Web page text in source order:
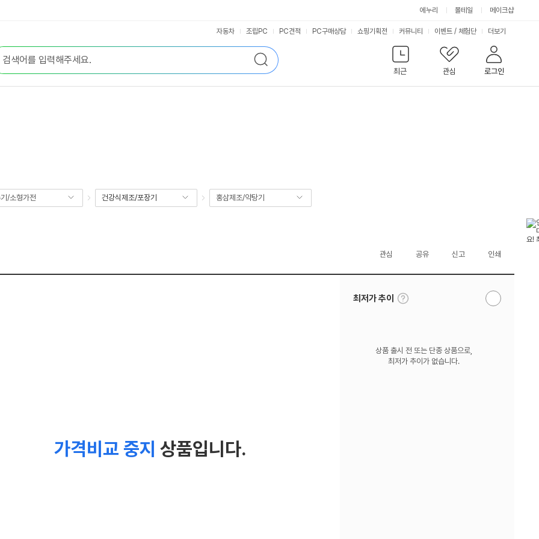
에누리 몰테일 메이크샵
검
색
최근
관심 로그인
자동차 조립PC PC견적 PC구매상담 쇼핑기획전 커뮤니티 이벤트 / 체험단 서
비
스
더보기
/소형가전 건강식제조/포장기 홍삼제조/약탕기
관심 공유 신고 인쇄
가격비교 중지 상품입니다.
최저가 추이
툴
팁
알
상품 출시 전 또는 단종 상품으로,
최저가 추이가 없습니다.